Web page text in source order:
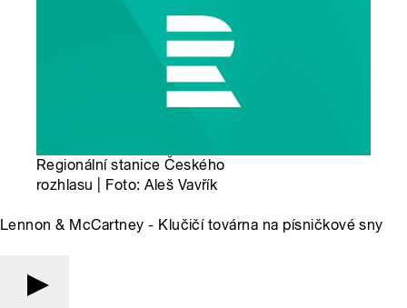
Regionální stanice Českého
rozhlasu | Foto: Aleš Vavřík
Lennon & McCartney - Klučičí továrna na písničkové sny